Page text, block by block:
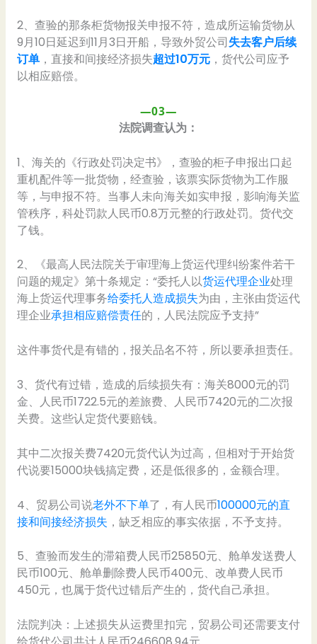
2、查验的那条柜货物报关申报不符，造成所运输货物从
9月10日延迟到11月3日开船，导致外贸公司失去客户后续
订单，直接和间接经济损失超过10万元，货代公司应予
以相应赔偿。
—03—
法院调查认为：
1、海关的《行政处罚决定书》，查验的柜子申报出口起
重机配件等一批货物，经查验，该票实际货物为工作服
等，与申报不符。当事人未向海关如实申报，影响海关监
管秩序，科处罚款人民币0.8万元整的行政处罚。货代交
了钱。
2、《最高人民法院关于审理海上货运代理纠纷案件若干
问题的规定》第十条规定：“委托人以货运代理企业处理
海上货运代理事务给委托人造成损失为由，主张由货运代
理企业承担相应赔偿责任的，人民法院应予支持”
这件事货代是有错的，报关品名不符，所以要承担责任。
3、货代有过错，造成的后续损失有：海关8000元的罚
金、人民币1722.5元的差旅费、人民币7420元的二次报
关费。这些认定货代要赔钱。
其中二次报关费7420元货代认为过高，但相对于开始货
代说要15000块钱搞定费，还是低很多的，金额合理。
4、贸易公司说老外不下单了，有人民币100000元的直
接和间接经济损失 ，缺乏相应的事实依据，不予支持。
5、查验而发生的滞箱费人民币25850元、舱单发送费人
民币100元、舱单删除费人民币400元、改单费人民币
450元，也属于货代过错后产生的，货代自己承担。
法院判决：上述损失从运费里扣完，贸易公司还需要支付